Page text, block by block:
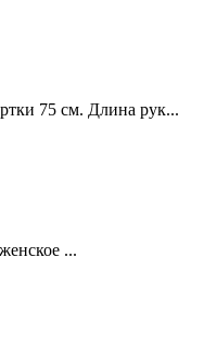
75 см. Длина рук...
...